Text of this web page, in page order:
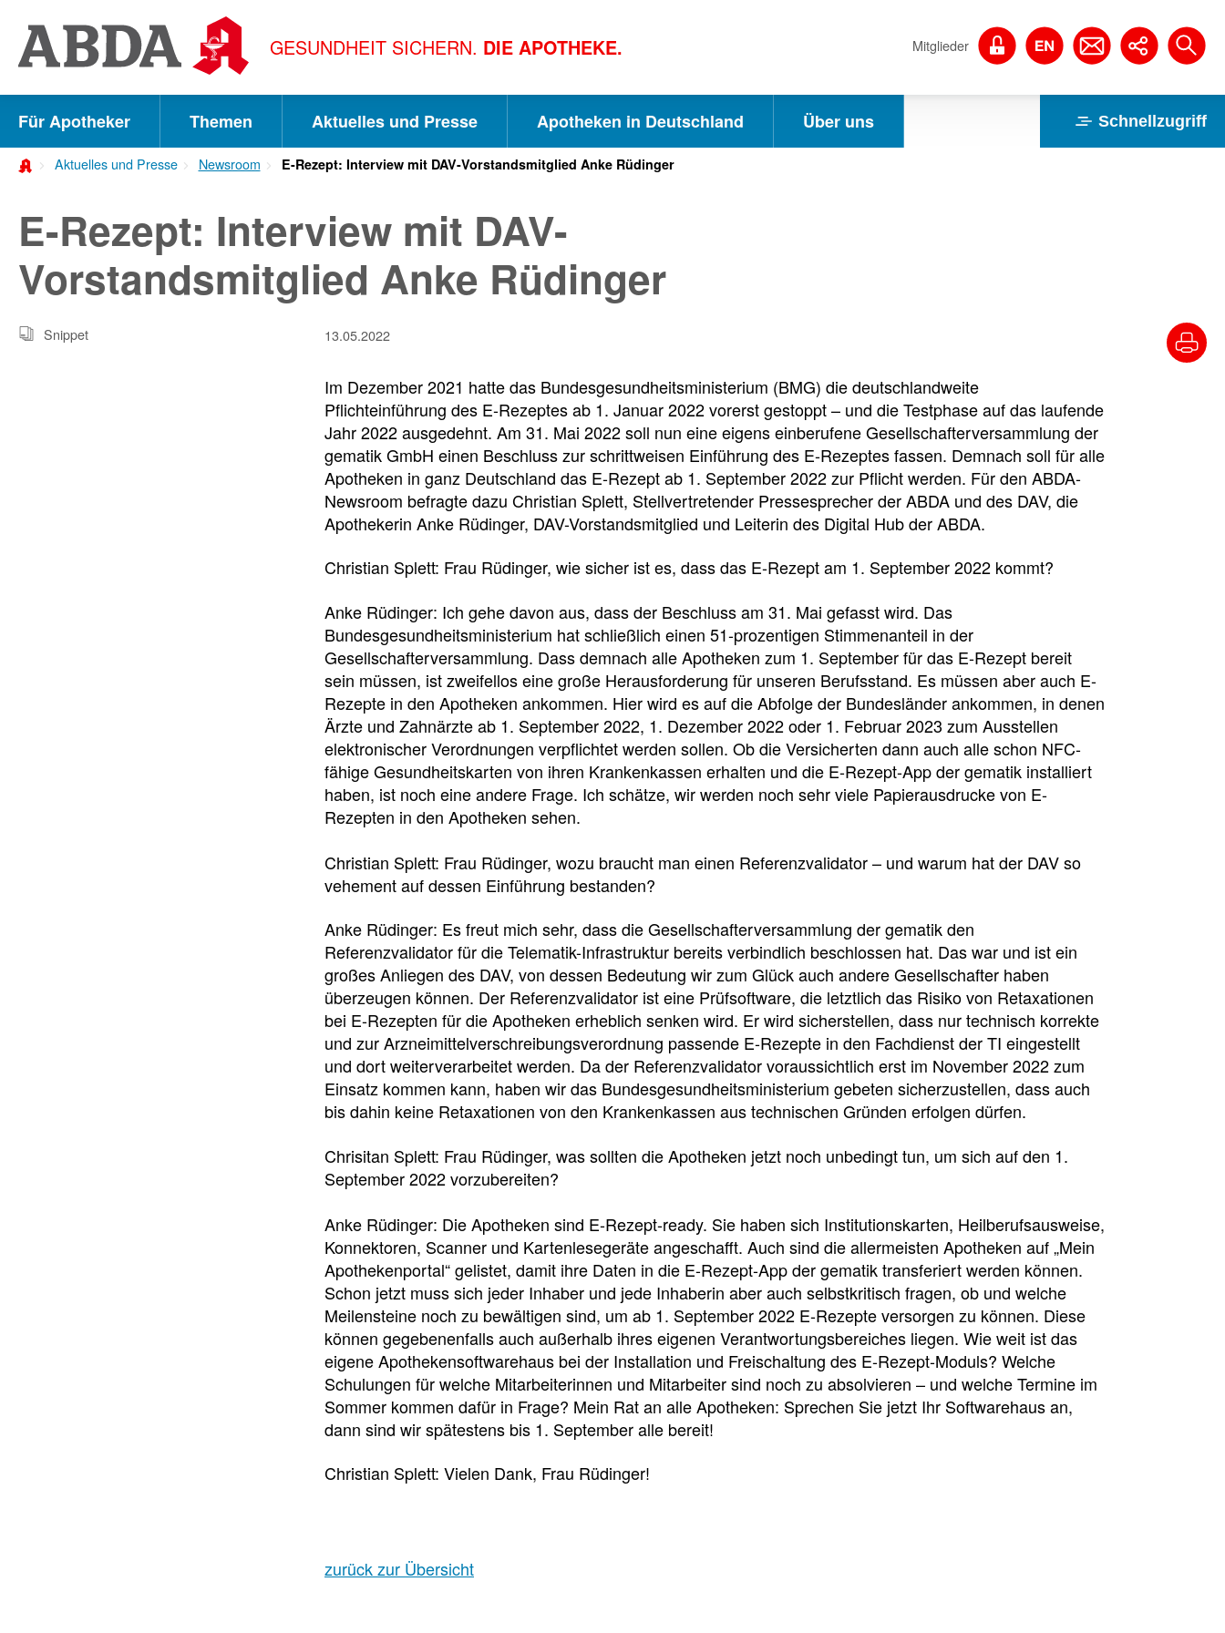
direkt
zu:
zur
Hauptnavigation
zur
zum
Inhalt
Suche
GESUNDHEIT SICHERN. DIE APOTHEKE. Mitglieder
Für Apotheker Themen Aktuelles und Presse Apotheken in Deutschland Über uns Schnellzugriff
Aktuelles und Presse Newsroom E-Rezept: Interview mit DAV-Vorstandsmitglied Anke Rüdinger
E-Rezept: Interview mit DAV-
Vorstandsmitglied Anke Rüdinger
Snippet 13.05.2022
Im Dezember 2021 hatte das Bundesgesundheitsministerium (BMG) die deutschlandweite
Pflichteinführung des E-Rezeptes ab 1. Januar 2022 vorerst gestoppt – und die Testphase auf das laufende
Jahr 2022 ausgedehnt. Am 31. Mai 2022 soll nun eine eigens einberufene Gesellschafterversammlung der
gematik GmbH einen Beschluss zur schrittweisen Einführung des E-Rezeptes fassen. Demnach soll für alle
Apotheken in ganz Deutschland das E-Rezept ab 1. September 2022 zur Pflicht werden. Für den ABDA-
Newsroom befragte dazu Christian Splett, Stellvertretender Pressesprecher der ABDA und des DAV, die
Apothekerin Anke Rüdinger, DAV-Vorstandsmitglied und Leiterin des Digital Hub der ABDA.
Christian Splett: Frau Rüdinger, wie sicher ist es, dass das E-Rezept am 1. September 2022 kommt?
Anke Rüdinger: Ich gehe davon aus, dass der Beschluss am 31. Mai gefasst wird. Das
Bundesgesundheitsministerium hat schließlich einen 51-prozentigen Stimmenanteil in der
Gesellschafterversammlung. Dass demnach alle Apotheken zum 1. September für das E-Rezept bereit
sein müssen, ist zweifellos eine große Herausforderung für unseren Berufsstand. Es müssen aber auch E-
Rezepte in den Apotheken ankommen. Hier wird es auf die Abfolge der Bundesländer ankommen, in denen
Ärzte und Zahnärzte ab 1. September 2022, 1. Dezember 2022 oder 1. Februar 2023 zum Ausstellen
elektronischer Verordnungen verpflichtet werden sollen. Ob die Versicherten dann auch alle schon NFC-
fähige Gesundheitskarten von ihren Krankenkassen erhalten und die E-Rezept-App der gematik installiert
haben, ist noch eine andere Frage. Ich schätze, wir werden noch sehr viele Papierausdrucke von E-
Rezepten in den Apotheken sehen.
Christian Splett: Frau Rüdinger, wozu braucht man einen Referenzvalidator – und warum hat der DAV so
vehement auf dessen Einführung bestanden?
Anke Rüdinger: Es freut mich sehr, dass die Gesellschafterversammlung der gematik den
Referenzvalidator für die Telematik-Infrastruktur bereits verbindlich beschlossen hat. Das war und ist ein
großes Anliegen des DAV, von dessen Bedeutung wir zum Glück auch andere Gesellschafter haben
überzeugen können. Der Referenzvalidator ist eine Prüfsoftware, die letztlich das Risiko von Retaxationen
bei E-Rezepten für die Apotheken erheblich senken wird. Er wird sicherstellen, dass nur technisch korrekte
und zur Arzneimittelverschreibungsverordnung passende E-Rezepte in den Fachdienst der TI eingestellt
und dort weiterverarbeitet werden. Da der Referenzvalidator voraussichtlich erst im November 2022 zum
Einsatz kommen kann, haben wir das Bundesgesundheitsministerium gebeten sicherzustellen, dass auch
bis dahin keine Retaxationen von den Krankenkassen aus technischen Gründen erfolgen dürfen.
Chrisitan Splett: Frau Rüdinger, was sollten die Apotheken jetzt noch unbedingt tun, um sich auf den 1.
September 2022 vorzubereiten?
Anke Rüdinger: Die Apotheken sind E-Rezept-ready. Sie haben sich Institutionskarten, Heilberufsausweise,
Konnektoren, Scanner und Kartenlesegeräte angeschafft. Auch sind die allermeisten Apotheken auf „Mein
Apothekenportal“ gelistet, damit ihre Daten in die E-Rezept-App der gematik transferiert werden können.
Schon jetzt muss sich jeder Inhaber und jede Inhaberin aber auch selbstkritisch fragen, ob und welche
Meilensteine noch zu bewältigen sind, um ab 1. September 2022 E-Rezepte versorgen zu können. Diese
können gegebenenfalls auch außerhalb ihres eigenen Verantwortungsbereiches liegen. Wie weit ist das
eigene Apothekensoftwarehaus bei der Installation und Freischaltung des E-Rezept-Moduls? Welche
Schulungen für welche Mitarbeiterinnen und Mitarbeiter sind noch zu absolvieren – und welche Termine im
Sommer kommen dafür in Frage? Mein Rat an alle Apotheken: Sprechen Sie jetzt Ihr Softwarehaus an,
dann sind wir spätestens bis 1. September alle bereit!
Christian Splett: Vielen Dank, Frau Rüdinger!
zurück zur Übersicht
c
e
l
l
z
u
g
r
i
f
f
Sie
direkt
ein
Leitlinien
Leitlinien
und
Arbeitshilfen
Bundesapothekerkammer
Pharmazeutische
Dienstleistungen
Apothekenteams
können
sich
auf
Themenseiten
über
die
vereinbarten
Dienstleistungen
Berichtsbogen-
Formulare der
Arzneimittelkommission
von
unerwünschten
Qualitätsmängeln
AMK-
Nachrichten
Informationen
der
Institutionen,
Behörden
und
e
e
t
e
i
l
e
n
Newsdetail
u
e